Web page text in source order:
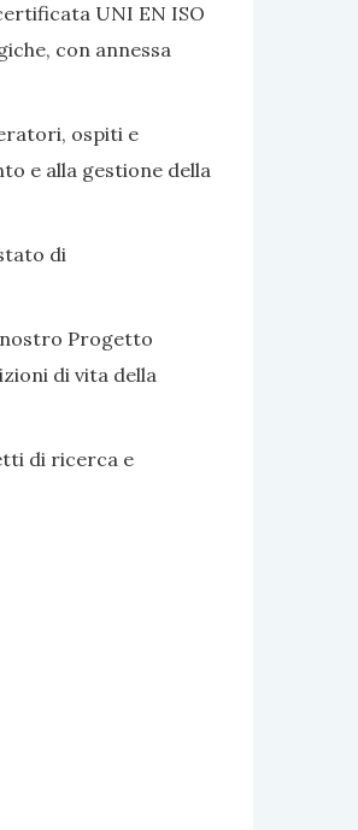
UNI EN ISO
con annessa
ospiti e
e alla gestione della
di
nostro Progetto
di vita della
di ricerca e